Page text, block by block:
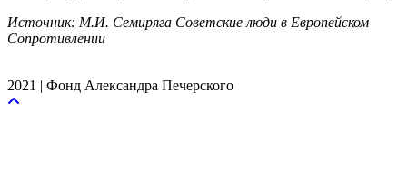
Источник: М.И. Семиряга Советские люди в Европейском
Сопротивлении
2021 | Фонд Александра Печерского